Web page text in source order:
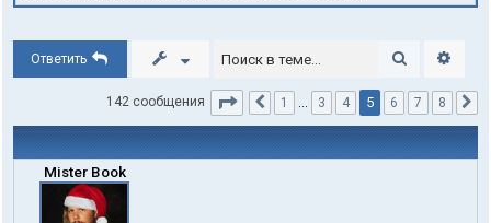
Ответить Поиск
142 сообщения Страница из
Пред.
1 … 3 4 5 6 7 8
Mister Book